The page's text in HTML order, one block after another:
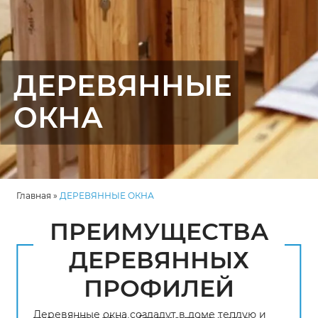
ДЕРЕВЯННЫЕ
ОКНА
Главная »ДЕРЕВЯННЫЕ ОКНА
ПРЕИМУЩЕСТВА
ДЕРЕВЯННЫХ
ПРОФИЛЕЙ
Деревянные окна создадут в доме теплую и